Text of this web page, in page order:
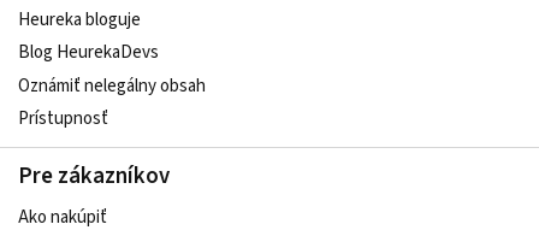
Heureka bloguje
Blog HeurekaDevs
Oznámiť nelegálny obsah
Prístupnosť
Pre zákazníkov
Ako nakúpiť